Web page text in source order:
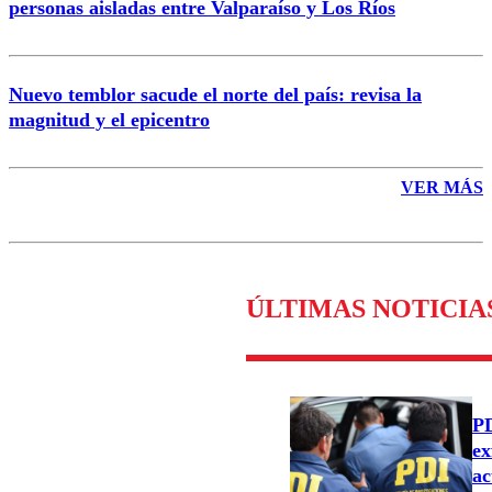
personas aisladas entre Valparaíso y Los Ríos
Nuevo temblor sacude el norte del país: revisa la
magnitud y el epicentro
VER MÁS
ÚLTIMAS